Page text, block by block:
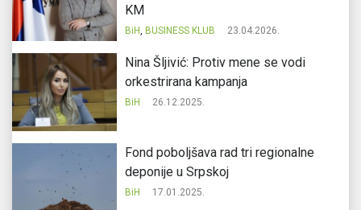
KM
BiH, BUSINESS KLUB 23.04.2026.
Nina Šljivić: Protiv mene se vodi
orkestrirana kampanja
BiH 26.12.2025.
Fond poboljšava rad tri regionalne
deponije u Srpskoj
BiH 17.01.2025.